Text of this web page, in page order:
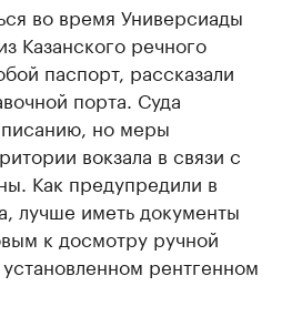
во время Универсиады
Казанского речного
паспорт, рассказали
порта. Суда
но меры
вокзала в связи с
Как предупредили в
лучше иметь документы
к досмотру ручной
рентгенном